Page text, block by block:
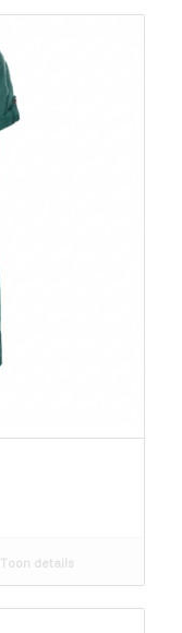
Toon details